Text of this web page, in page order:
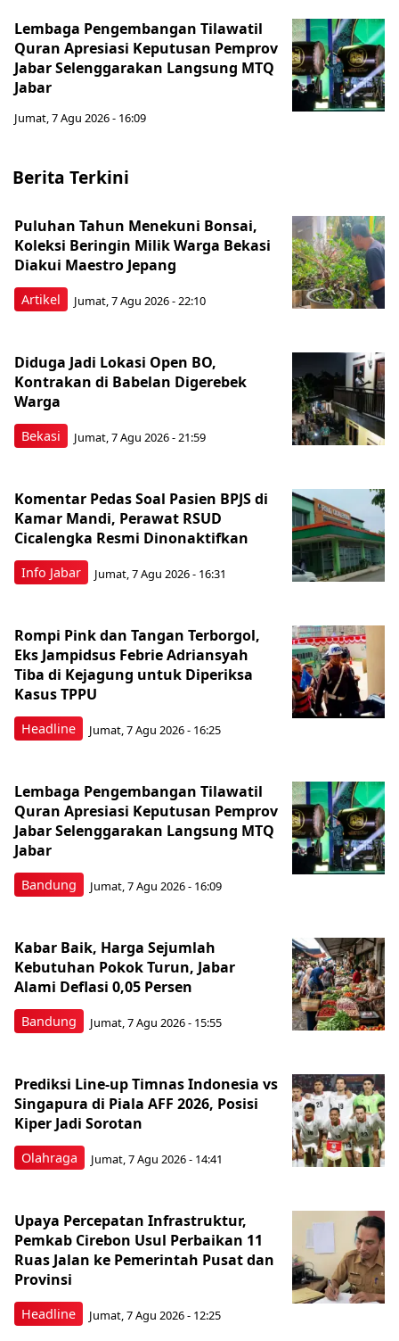
Lembaga Pengembangan Tilawatil
Quran Apresiasi Keputusan Pemprov
Jabar Selenggarakan Langsung MTQ
Jabar
Jumat, 7 Agu 2026 - 16:09
Berita Terkini
Artikel
Puluhan Tahun Menekuni Bonsai,
Koleksi Beringin Milik Warga Bekasi
Diakui Maestro Jepang
Jumat, 7 Agu 2026 - 22:10
Bekasi
Diduga Jadi Lokasi Open BO,
Kontrakan di Babelan Digerebek
Warga
Jumat, 7 Agu 2026 - 21:59
Info Jabar
Komentar Pedas Soal Pasien BPJS di
Kamar Mandi, Perawat RSUD
Cicalengka Resmi Dinonaktifkan
Jumat, 7 Agu 2026 - 16:31
Headline
Rompi Pink dan Tangan Terborgol,
Eks Jampidsus Febrie Adriansyah
Tiba di Kejagung untuk Diperiksa
Kasus TPPU
Jumat, 7 Agu 2026 - 16:25
Bandung
Lembaga Pengembangan Tilawatil
Quran Apresiasi Keputusan Pemprov
Jabar Selenggarakan Langsung MTQ
Jabar
Jumat, 7 Agu 2026 - 16:09
Bandung
Kabar Baik, Harga Sejumlah
Kebutuhan Pokok Turun, Jabar
Alami Deflasi 0,05 Persen
Jumat, 7 Agu 2026 - 15:55
Olahraga
Prediksi Line-up Timnas Indonesia vs
Singapura di Piala AFF 2026, Posisi
Kiper Jadi Sorotan
Jumat, 7 Agu 2026 - 14:41
Headline
Upaya Percepatan Infrastruktur,
Pemkab Cirebon Usul Perbaikan 11
Ruas Jalan ke Pemerintah Pusat dan
Provinsi
Jumat, 7 Agu 2026 - 12:25